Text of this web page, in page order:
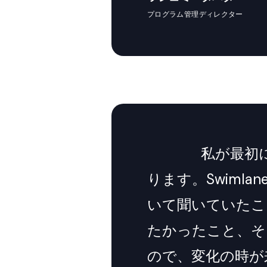
プログラム管理ディレクター
私が最初
ります。
いて聞いていた
たかったこと、
ので、変化の時